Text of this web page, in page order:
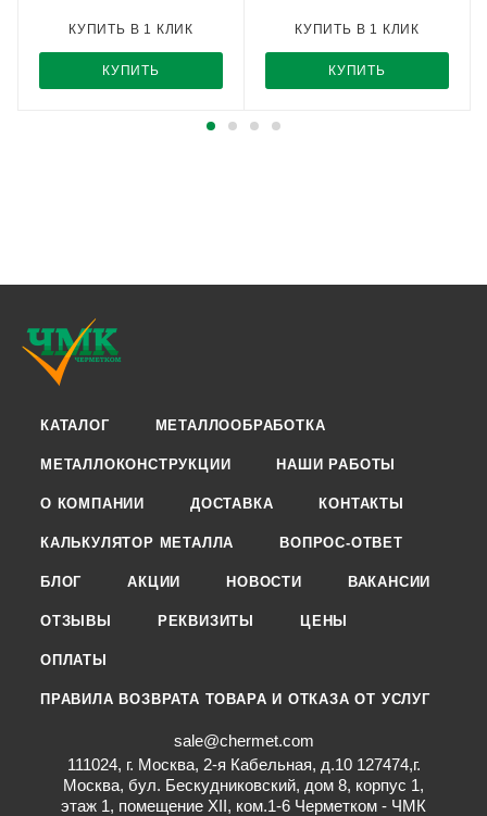
КУПИТЬ
КУПИТЬ В 1 КЛИК
КУПИТЬ
КУПИТЬ В 1 КЛИК
КАТАЛОГ МЕТАЛЛООБРАБОТКА
МЕТАЛЛОКОНСТРУКЦИИ НАШИ РАБОТЫ
О КОМПАНИИ ДОСТАВКА КОНТАКТЫ
КАЛЬКУЛЯТОР МЕТАЛЛА ВОПРОС-ОТВЕТ
БЛОГ АКЦИИ НОВОСТИ ВАКАНСИИ
ОТЗЫВЫ РЕКВИЗИТЫ ЦЕНЫ
ОПЛАТЫ
ПРАВИЛА ВОЗВРАТА ТОВАРА И ОТКАЗА ОТ УСЛУГ
sale@chermet.com
111024, г. Москва, 2-я Кабельная, д.10 127474,г.
Москва, бул. Бескудниковский, дом 8, корпус 1,
этаж 1, помещение XII, ком.1-6 Черметком - ЧМК